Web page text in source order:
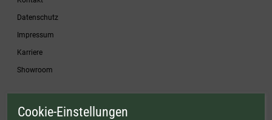
Datenschutz
Impressum
Karriere
Showroom
* Gültig bis einschließlich 17.08.2026. Keine Barauszahlung möglich. Nicht mit
Cookie-Einstellungen